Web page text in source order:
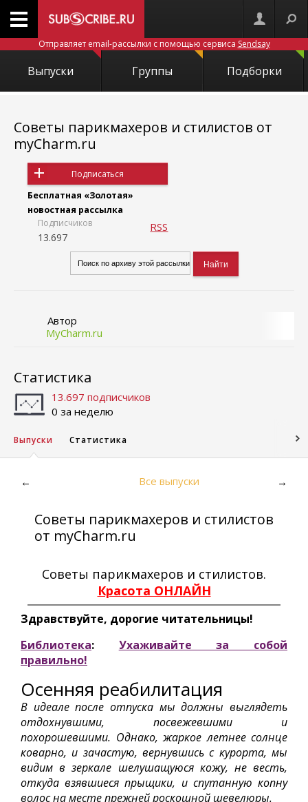
Отправляет email-рассылки с помощью сервиса Sendsay
Выпуски Группы Подборки
Советы парикмахеров и стилистов от
myCharm.ru
Подписаться
Бесплатная «Золотая»
новостная рассылка
Подписчиков
13.697
RSS
Автор
MyCharm.ru
Статистика
13.697 подписчиков
0 за неделю
Выпуски Статистика
← Все выпуски →
Советы парикмахеров и стилистов
от myCharm.ru
Советы парикмахеров и стилистов.
Красота ОНЛАЙН
Здравствуйте, дорогие читательницы!
Библиотека: Ухаживайте за собой
правильно!
Осенняя реабилитация
В идеале после отпуска мы должны выглядеть
отдохнувшими, посвежевшими и
похорошевшими. Однако, жаркое летнее солнце
коварно, и зачастую, вернувшись с курорта, мы
видим в зеркале шелушащуюся кожу, не весть,
откуда взявшиеся прыщики, и спутанную копну
волос на месте прежней роскошной шевелюры.